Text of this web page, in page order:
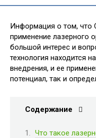
Информация о том, что
применение лазерного
большой интерес и
технология находится
внедрения, и ее
потенциал, так и
Содержание
Что такое